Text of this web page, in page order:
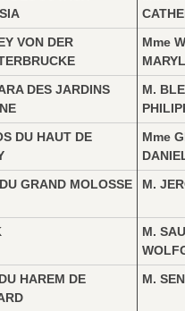
VON DER
Mme
DES JARDINS
M.
DU HAUT DE
Mme
GRAND MOLOSSE M.
M.
HAREM DE
M.